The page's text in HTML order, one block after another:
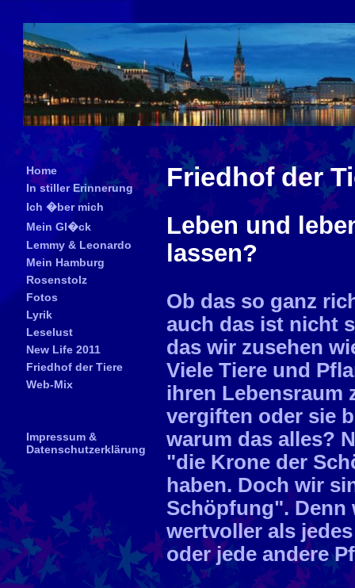
Home
In stiller Erinnerung
Ich �ber mich
Mein Gl�ck
Lemmy & Leonardo
Mein Hamburg
Rosenstolz
Fotos
Lyrik
Leselust
New Life 2011
Friedhof der Tiere
Web-Mix
Impressum &
Datenschutzerklärung
Friedhof der
Leben und
lassen?
Ob das so ganz
auch das ist nicht
das wir zusehen
Viele Tiere und
ihren Lebensraum
vergiften oder sie
warum das alles?
"die Krone der
haben. Doch wir
Schöpfung".
wertvoller als
oder jede andere